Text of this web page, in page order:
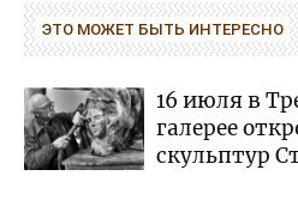
ЭТО МОЖЕТ БЫТЬ ИНТЕРЕСНО
16 июля в
галерее
скульптур